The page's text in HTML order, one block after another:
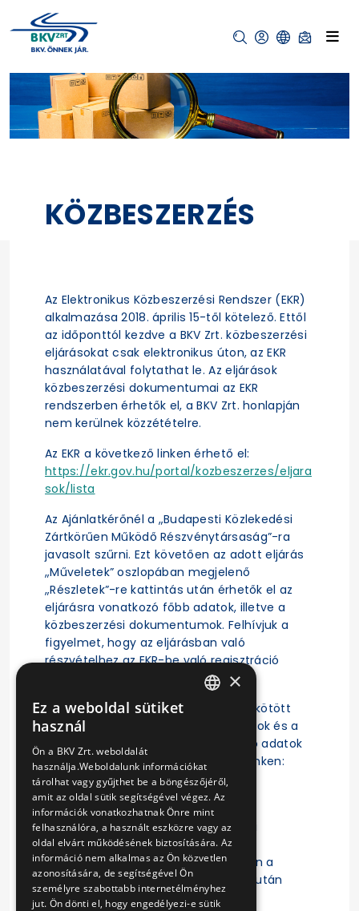
KÖZBESZERZÉS
Az Elektronikus Közbeszerzési Rendszer (EKR)
alkalmazása 2018. április 15-től kötelező. Ettől
az időponttól kezdve a BKV Zrt. közbeszerzési
eljárásokat csak elektronikus úton, az EKR
használatával folytathat le. Az eljárások
közbeszerzési dokumentumai az EKR
rendszerben érhetők el, a BKV Zrt. honlapján
nem kerülnek közzétételre.
Az EKR a következő linken érhető el:
https://ekr.gov.hu/portal/kozbeszerzes/eljara
sok/lista
Az Ajánlatkérőnél a „Budapesti Közlekedési
Zártkörűen Működő Részvénytársaság”-ra
javasolt szűrni. Ezt követően az adott eljárás
„Műveletek” oszlopában megjelenő
„Részletek”-re kattintás után érhetők el az
eljárásra vonatkozó főbb adatok, illetve a
közbeszerzési dokumentumok. Felhívjuk a
figyelmet, hogy az eljárásban való
részvételhez az EKR-be való regisztráció
A közbeszerzési eljárás alapján megkötött
szerződések, a szerződésmódosítások és a
szerződések teljesítésére vonatkozó adatok
az EKR-ben érhetők el a következő linken:
https://ekr.gov.hu/ekr-
szerzodestar/hu/szerzodesLista
A „Kulcsszavak” mezőbe a Budapesti
Közlekedési Zártkörűen Működő
Részvénytársaság beírását követően a
keresett szerződésre való kattintás után
érhetők el a részletes adatok.
×
Ez a weboldal sütiket
használ
Ön a BKV Zrt. weboldalát
használja.Weboldalunk információkat
tárolhat vagy gyűjthet be a böngészőjéről,
amit az oldal sütik segítségével végez. Az
információk vonatkozhatnak Önre mint
felhasználóra, a használt eszközre vagy az
oldal elvárt működésének biztosítására. Az
információ nem alkalmas az Ön közvetlen
azonosítására, de segítségével Ön
személyre szabottabb internetélményhez
jut. Ön dönti el, hogy engedélyezi-e sütik